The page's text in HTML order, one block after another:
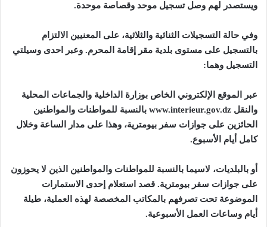
ويستصدر لهم وصل تسجيل موحد وقصاصة موحدة.
وفي حالة التسجيلات الثنائية والثلاثية، على المعنيين الالتزام
بالتسجيل على مستوى بلدية مقر إقامة المحرم. وعبر احدى وسيلتي
التسجيل وهما:
عبر الموقع الإلكتروني الخاص بوزارة الداخلية والجماعات المحلية
والنقل
بالنسبة للمواطنات والمواطنين
الحائزين على جوازات سفر بيومترية، وهذا على مدار الساعة وخلال
كامل أيام الأسبوع.
أو بالبلديات، لاسيما بالنسبة للمواطنات والمواطنين الذين لا يحوزون
على جوازات سفر بيومترية. قصد استعلام إحدى الاستمارات
الموضوعة تحت تصرفهم بالمكاتب المخصصة لهذه العملية، طيلة
أيام وساعات العمل الأسبوعية.